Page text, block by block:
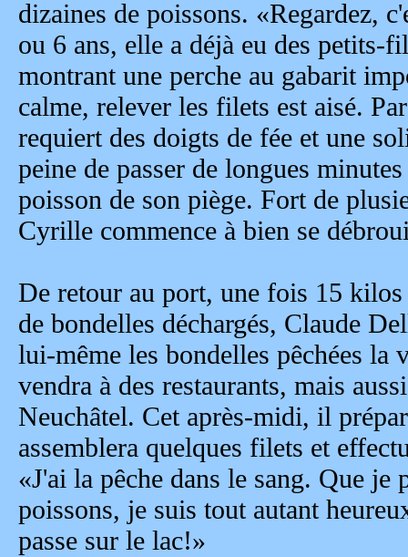
dizaines de poissons. «Regardez,
ou 6 ans, elle a déjà eu des petits-
montrant une perche au gabarit
calme, relever les filets est aisé.
requiert des doigts de fée et une
peine de passer de longues
poisson de son piège. Fort de
Cyrille commence à bien se
De retour au port, une fois 15
de bondelles déchargés, Claude
lui-même les bondelles pêchées la
vendra à des restaurants, mais
Neuchâtel. Cet après-midi, il
assemblera quelques filets et
«J'ai la pêche dans le sang. Que je
poissons, je suis tout autant
passe sur le lac!»